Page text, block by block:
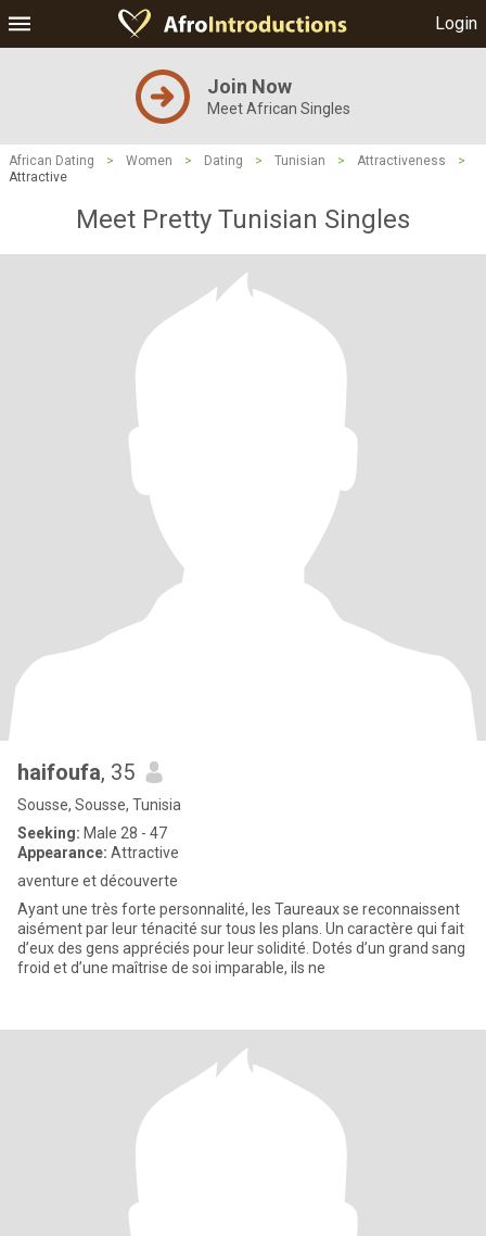
Login
Join Now
Meet African Singles
African Dating > Women > Dating > Tunisian > Attractiveness
>
Attractive
Meet Pretty Tunisian Singles
haifoufa, 35
Sousse, Sousse, Tunisia
Seeking: Male 28 - 47
Appearance: Attractive
aventure et découverte
Ayant une très forte personnalité, les Taureaux se reconnaissent
aisément par leur ténacité sur tous les plans. Un caractère qui fait
d’eux des gens appréciés pour leur solidité. Dotés d’un grand sang
froid et d’une maîtrise de soi imparable, ils ne